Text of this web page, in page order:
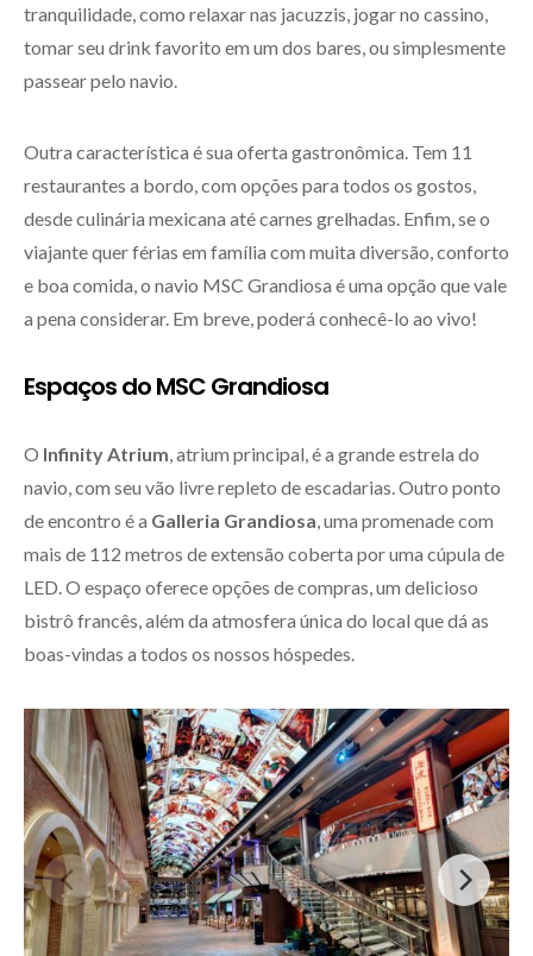
tranquilidade, como relaxar nas jacuzzis, jogar no cassino,
tomar seu drink favorito em um dos bares, ou simplesmente
passear pelo navio.
Outra característica é sua oferta gastronômica. Tem 11
restaurantes a bordo, com opções para todos os gostos,
desde culinária mexicana até carnes grelhadas. Enfim, se o
viajante quer férias em família com muita diversão, conforto
e boa comida, o navio MSC Grandiosa é uma opção que vale
a pena considerar. Em breve, poderá conhecê-lo ao vivo!
Espaços do MSC Grandiosa
O Infinity Atrium , atrium principal, é a grande estrela do
navio, com seu vão livre repleto de escadarias. Outro ponto
de encontro é a Galleria Grandiosa , uma promenade com
mais de 112 metros de extensão coberta por uma cúpula de
LED. O espaço oferece opções de compras, um delicioso
bistrô francês, além da atmosfera única do local que dá as
boas-vindas a todos os nossos hóspedes.